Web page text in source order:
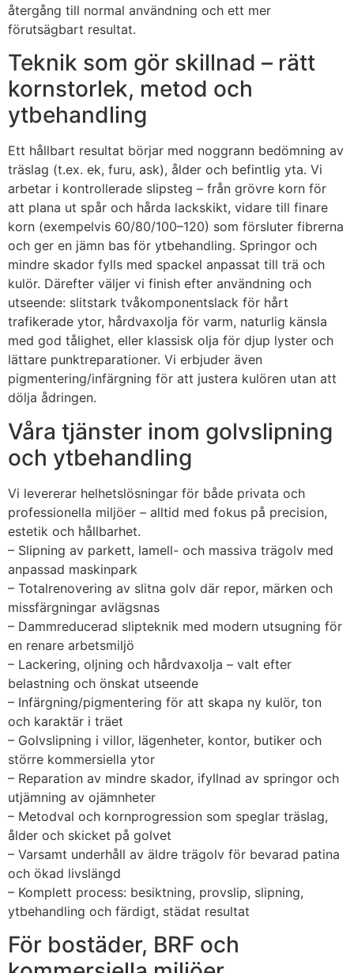
återgång till normal användning och ett mer
förutsägbart resultat.
Teknik som gör skillnad – rätt
kornstorlek, metod och
ytbehandling
Ett hållbart resultat börjar med noggrann bedömning av
träslag (t.ex. ek, furu, ask), ålder och befintlig yta. Vi
arbetar i kontrollerade slipsteg – från grövre korn för
att plana ut spår och hårda lackskikt, vidare till finare
korn (exempelvis 60/80/100–120) som försluter fibrerna
och ger en jämn bas för ytbehandling. Springor och
mindre skador fylls med spackel anpassat till trä och
kulör. Därefter väljer vi finish efter användning och
utseende: slitstark tvåkomponentslack för hårt
trafikerade ytor, hårdvaxolja för varm, naturlig känsla
med god tålighet, eller klassisk olja för djup lyster och
lättare punktreparationer. Vi erbjuder även
pigmentering/infärgning för att justera kulören utan att
dölja ådringen.
Våra tjänster inom golvslipning
och ytbehandling
Vi levererar helhetslösningar för både privata och
professionella miljöer – alltid med fokus på precision,
estetik och hållbarhet.
– Slipning av parkett, lamell- och massiva trägolv med
anpassad maskinpark
– Totalrenovering av slitna golv där repor, märken och
missfärgningar avlägsnas
– Dammreducerad slipteknik med modern utsugning för
en renare arbetsmiljö
– Lackering, oljning och hårdvaxolja – valt efter
belastning och önskat utseende
– Infärgning/pigmentering för att skapa ny kulör, ton
och karaktär i träet
– Golvslipning i villor, lägenheter, kontor, butiker och
större kommersiella ytor
– Reparation av mindre skador, ifyllnad av springor och
utjämning av ojämnheter
– Metodval och kornprogression som speglar träslag,
ålder och skicket på golvet
– Varsamt underhåll av äldre trägolv för bevarad patina
och ökad livslängd
– Komplett process: besiktning, provslip, slipning,
ytbehandling och färdigt, städat resultat
För bostäder, BRF och